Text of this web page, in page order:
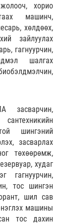
хорио
машинч,
хөлдөөх,
зайлуулах
гагнуурчин,
шалгах
засварчин,
шингэний
засварлах
төхөөрөмж,
худаг
гагнуурчин,
тос шингэн
шил сав
машины
тос дахин